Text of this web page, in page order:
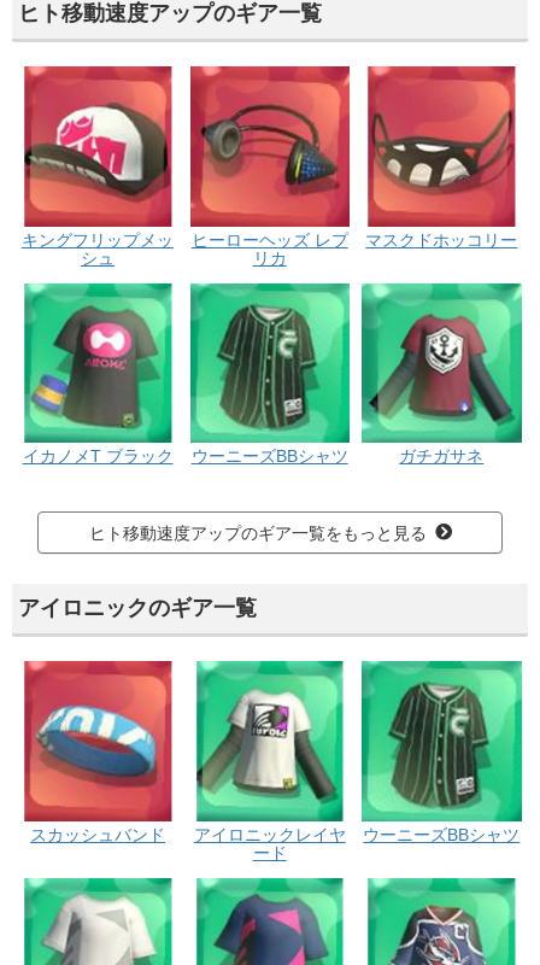
ヒト移動速度アップのギア一覧
キングフリップメッ
シュ
ヒーローヘッズ レプ
リカ
マスクドホッコリー
イカノメT ブラック ウーニーズBBシャツ ガチガサネ
ヒト移動速度アップのギア一覧をもっと見る
アイロニックのギア一覧
スカッシュバンド
アイロニックレイヤ
ード
ウーニーズBBシャツ